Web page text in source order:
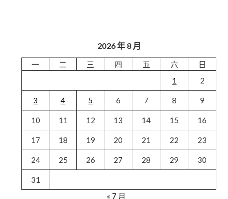
2026 年 8 月
一 二 三 四 五 六
日
1
2
3 4 5 6 7 8 9
10 11 12 13 14 15 16
17 18 19 20 21 22 23
24 25 26 27 28 29 30
31
« 7 月